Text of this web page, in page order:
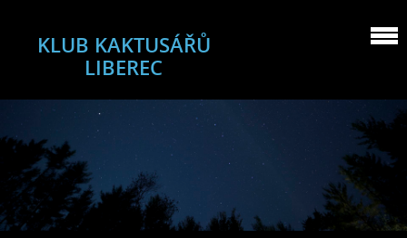
KLUB KAKTUSÁŘŮ
LIBEREC